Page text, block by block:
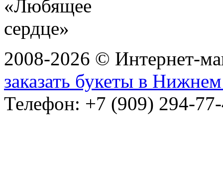
2008-2026 © Интернет-
заказать букеты в
Телефон: +7 (909) 294-